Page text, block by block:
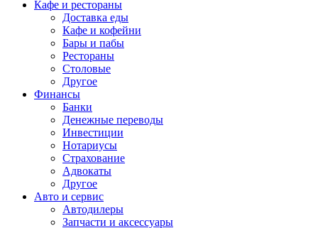
Кафе и рестораны
Доставка еды
Кафе и кофейни
Бары и пабы
Рестораны
Столовые
Другое
Финансы
Банки
Денежные переводы
Инвестиции
Нотариусы
Страхование
Адвокаты
Другое
Авто и сервис
Автодилеры
Запчасти и аксессуары